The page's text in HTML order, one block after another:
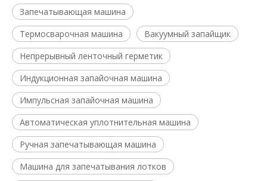
Запечатывающая машина
Термосварочная машина
Вакуумный запайщик
Непрерывный ленточный герметик
Индукционная запайочная машина
Импульсная запайочная машина
Автоматическая уплотнительная машина
Ручная запечатывающая машина
Машина для запечатывания лотков